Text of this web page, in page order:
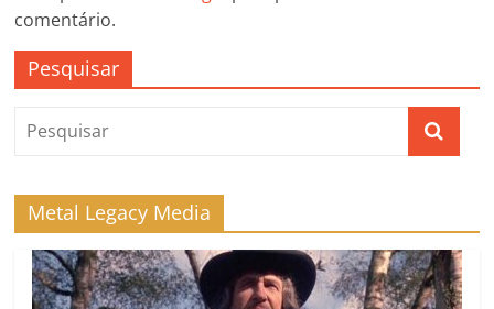
comentário.
Pesquisar
Metal Legacy Media